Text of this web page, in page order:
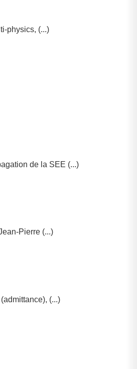
physics, (...)
de la SEE (...)
Pierre (...)
(...)